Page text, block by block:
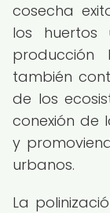
cosecha
los huertos
producción
también
de los
conexión de
y
urbanos.
La